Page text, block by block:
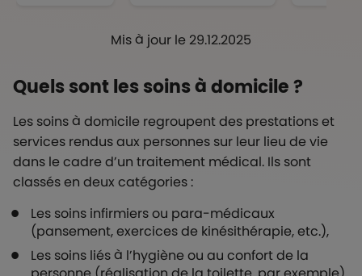
Mis à jour le 29.12.2025
Quels sont les soins à domicile ?
Les soins à domicile regroupent des prestations et
services rendus aux personnes sur leur lieu de vie
dans le cadre d’un traitement médical. Ils sont
classés en deux catégories :
Les soins infirmiers ou para-médicaux
(pansement, exercices de kinésithérapie, etc.),
Les soins liés à l’hygiène ou au confort de la